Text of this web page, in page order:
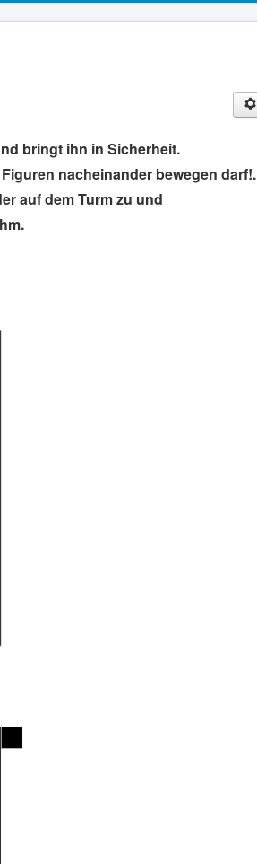
bringt ihn in Sicherheit.
nacheinander bewegen darf!.
auf dem Turm zu und